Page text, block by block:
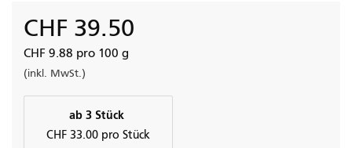
CHF 39.50
CHF 9.88 pro 100 g
(inkl. MwSt.)
ab 3 Stück
CHF 33.00 pro Stück